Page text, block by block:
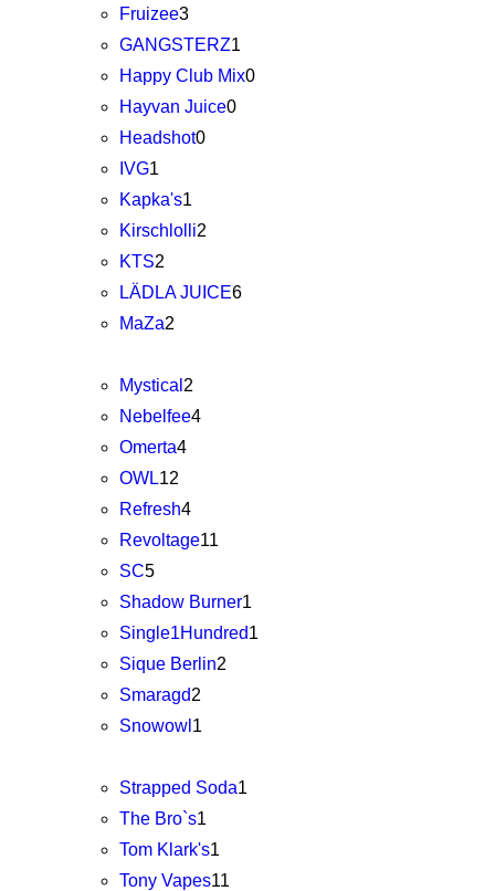
Fruizee3
GANGSTERZ1
Happy Club Mix0
Hayvan Juice0
Headshot0
IVG1
Kapka's1
Kirschlolli2
KTS2
LÄDLA JUICE6
MaZa2
Mystical 2
Nebelfee4
Omerta4
OWL12
Refresh4
Revoltage11
SC5
Shadow Burner1
Single1Hundred1
Sique Berlin2
Smaragd2
Snowowl 1
Strapped Soda1
The Bro`s1
Tom Klark's1
Tony Vapes11